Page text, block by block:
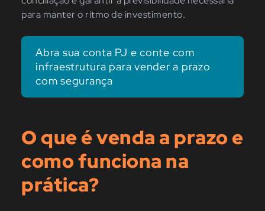
para manter o ritmo de investimento.
Abra sua conta PJ e conte com
infraestrutura para vender a prazo
com segurança
O que é venda a prazo e
como funciona na
prática?